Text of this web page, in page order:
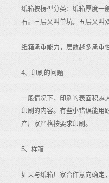
纸箱按楞型分类：纸箱厚度一
右。三层又叫单坑，五层又叫
纸箱承重能力，层数越多承重
4、印刷的问题
一般情况下，印刷的表面积越
印刷的内容。有些小错误能用
产厂家严格按要求印刷。
5、样箱
如果与纸箱厂家合作意向确定